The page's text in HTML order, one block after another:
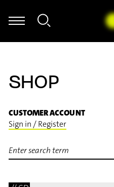
Salisbury's Pavan (arr. für
SHOP
CUSTOMER ACCOUNT
Sign in / Register